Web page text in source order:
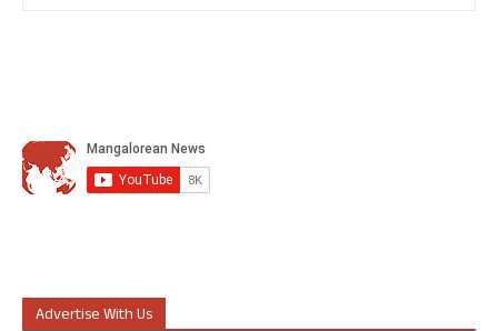
Advertise With Us